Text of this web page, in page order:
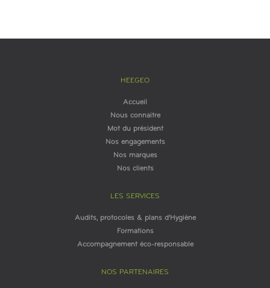
HEEGEO
Accueil
Nous connaitre
Mot du président
Nos engagements
Nos marques
Nos clients
LES SERVICES
Audits, protocoles & plans d'Hygiène
Formations
Accompagnement éco-responsable
NOS PARTENAIRES